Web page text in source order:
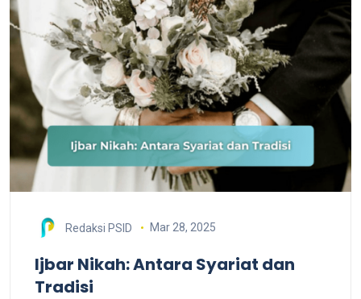
Redaksi PSID Mar 28, 2025
Ijbar Nikah: Antara Syariat dan
Tradisi